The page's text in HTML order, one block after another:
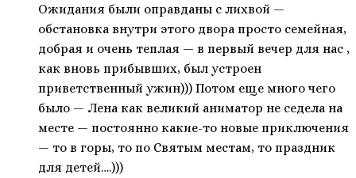
Ожидания были оправданы с лихвой —
обстановка внутри этого двора просто семейная,
добрая и очень теплая — в первый вечер для нас ,
как вновь прибывших, был устроен
приветственный ужин))) Потом еще много чего
было — Лена как великий аниматор не седела на
месте — постоянно какие-то новые приключения
— то в горы, то по Святым местам, то праздник
для детей….)))